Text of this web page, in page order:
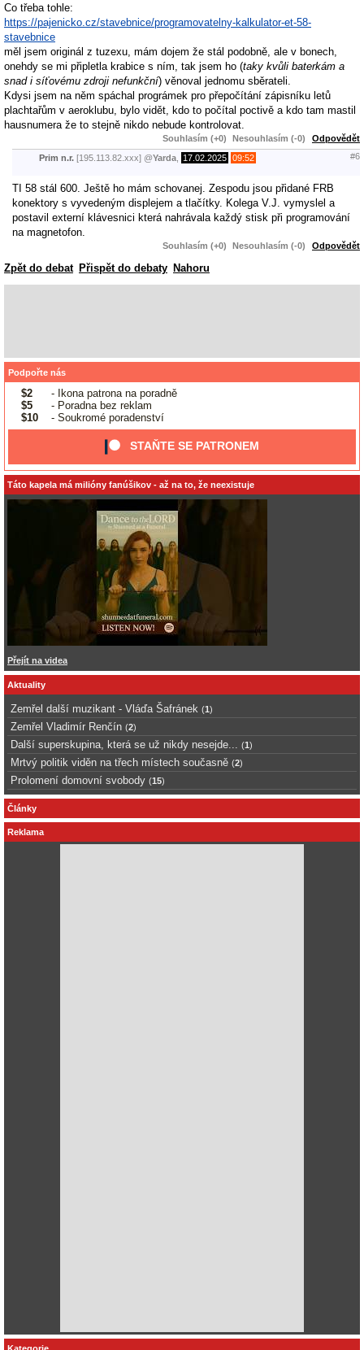
Co třeba tohle:
https://pajenicko.cz/stavebnice/programovatelny-kalkulator-et-58-
stavebnice
měl jsem originál z tuzexu, mám dojem že stál podobně, ale v bonech,
onehdy se mi připletla krabice s ním, tak jsem ho (taky kvůli baterkám a
snad i síťovému zdroji nefunkční) věnoval jednomu sběrateli.
Kdysi jsem na něm spáchal prográmek pro přepočítání zápisníku letů
plachtařům v aeroklubu, bylo vidět, kdo to počítal poctivě a kdo tam mastil
hausnumera že to stejně nikdo nebude kontrolovat.
Souhlasím (+0) Nesouhlasím (-0) Odpovědět
Prim n.r. [195.113.82.xxx] @Yarda 17.02.2025 09:52 #6
TI 58 stál 600. Ještě ho mám schovanej. Zespodu jsou přidané FRB
konektory s vyvedeným displejem a tlačítky. Kolega V.J. vymyslel a
postavil externí klávesnici která nahrávala každý stisk při programování
na magnetofon.
Souhlasím (+0) Nesouhlasím (-0) Odpovědět
Zpět do debat Přispět do debaty Nahoru
Podpořte nás
$2
- Ikona patrona na poradně
$5
- Poradna bez reklam
$10
- Soukromé poradenství
STAŇTE SE PATRONEM
Táto kapela má milióny fanúšikov - až na to, že neexistuje
Přejít na videa
Aktuality
Zemřel další muzikant - Vláďa Šafránek (1)
Zemřel Vladimír Renčín (2)
Další superskupina, která se už nikdy nesejde... (1)
Mrtvý politik viděn na třech místech současně (2)
Prolomení domovní svobody (15)
Články
Reklama